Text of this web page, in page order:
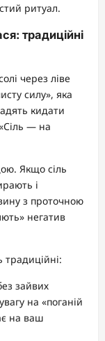
ритуал.
традиційні
через ліве
силу», яка
кидати
— на
Якщо сіль
і
з проточною
негатив
зайвих
на «поганій
на ваш